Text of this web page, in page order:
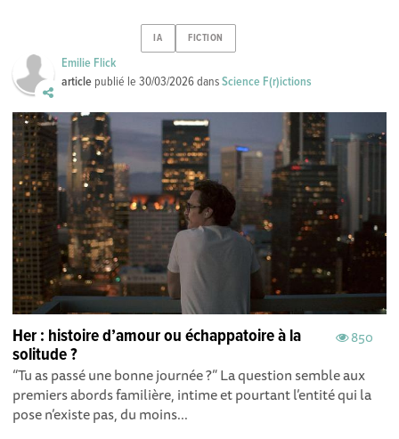
IA FICTION
Emilie Flick
article publié le30/03/2026dansScience F(r)ictions
850
Her : histoire d’amour ou échappatoire à la
solitude ?
“Tu as passé une bonne journée ?” La question semble aux
premiers abords familière, intime et pourtant l’entité qui la
pose n’existe pas, du moins...